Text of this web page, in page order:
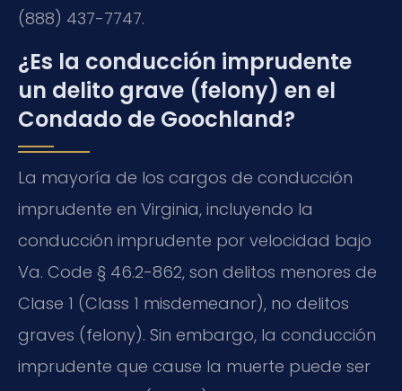
(888) 437-7747.
¿Es la conducción imprudente
un delito grave (felony) en el
Condado de Goochland?
La mayoría de los cargos de conducción
imprudente en Virginia, incluyendo la
conducción imprudente por velocidad bajo
Va. Code § 46.2-862, son delitos menores de
Clase 1 (Class 1 misdemeanor), no delitos
graves (felony). Sin embargo, la conducción
imprudente que cause la muerte puede ser